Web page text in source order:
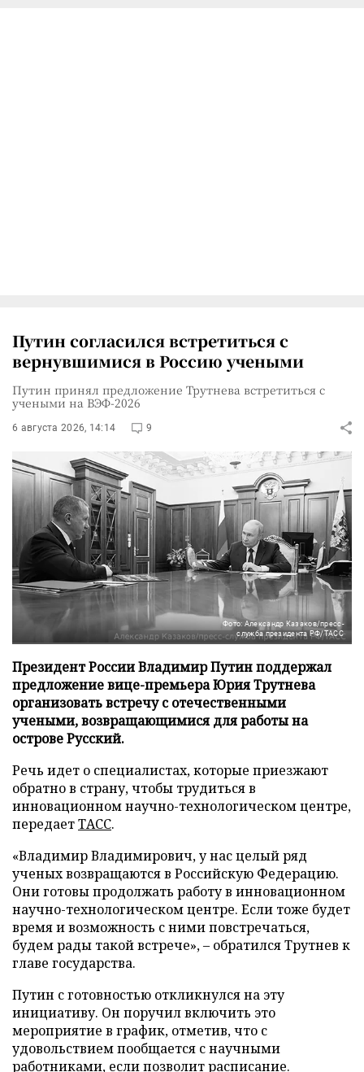
Путин согласился встретиться с
вернувшимися в Россию учеными
Путин принял предложение Трутнева встретиться с
учеными на ВЭФ-2026
6 августа 2026, 14:14 9
Фото: Александр Казаков/пресс-
служба президента РФ/ТАСС
Президент России Владимир Путин поддержал
предложение вице-премьера Юрия Трутнева
организовать встречу с отечественными
учеными, возвращающимися для работы на
острове Русский.
Речь идет о специалистах, которые приезжают
обратно в страну, чтобы трудиться в
инновационном научно-технологическом центре,
передаетТАСС.
«Владимир Владимирович, у нас целый ряд
ученых возвращаются в Российскую Федерацию.
Они готовы продолжать работу в инновационном
научно-технологическом центре. Если тоже будет
время и возможность с ними повстречаться,
будем рады такой встрече», – обратился Трутнев к
главе государства.
Путин с готовностью откликнулся на эту
инициативу. Он поручил включить это
мероприятие в график, отметив, что с
удовольствием пообщается с научными
работниками, если позволит расписание.